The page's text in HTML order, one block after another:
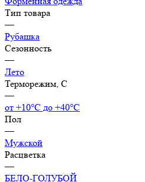
Тип товара
—
Рубашка
Сезонность
—
Лето
Терморежим, C
—
от +10°С до +40°С
Пол
—
Мужской
Расцветка
—
БЕЛО-ГОЛУБОЙ